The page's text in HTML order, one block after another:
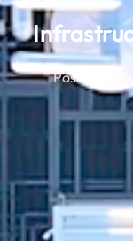
Posturi